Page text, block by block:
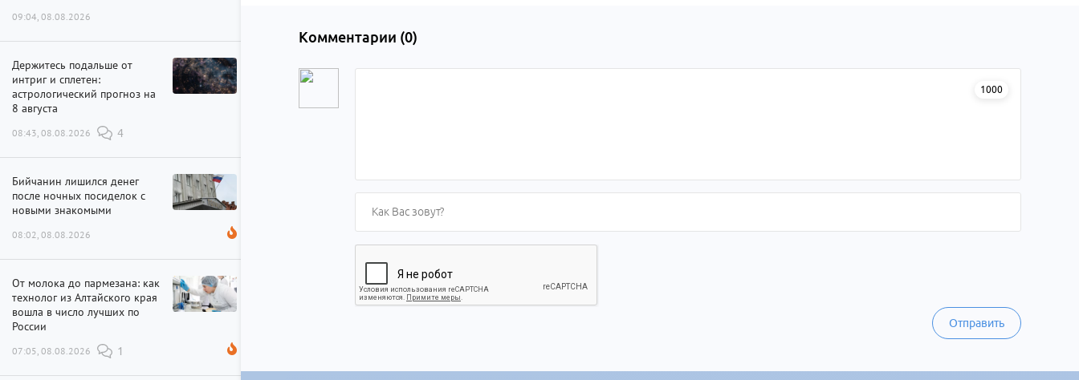
09:04, 08.08.2026
Держитесь подальше от
интриг и сплетен:
астрологический прогноз на
8 августа
08:43, 08.08.2026 4
Бийчанин лишился денег
после ночных посиделок с
новыми знакомыми
08:02, 08.08.2026
От молока до пармезана: как
технолог из Алтайского края
вошла в число лучших по
России
07:05, 08.08.2026 1
Комментарии (0)
1000
Отправить